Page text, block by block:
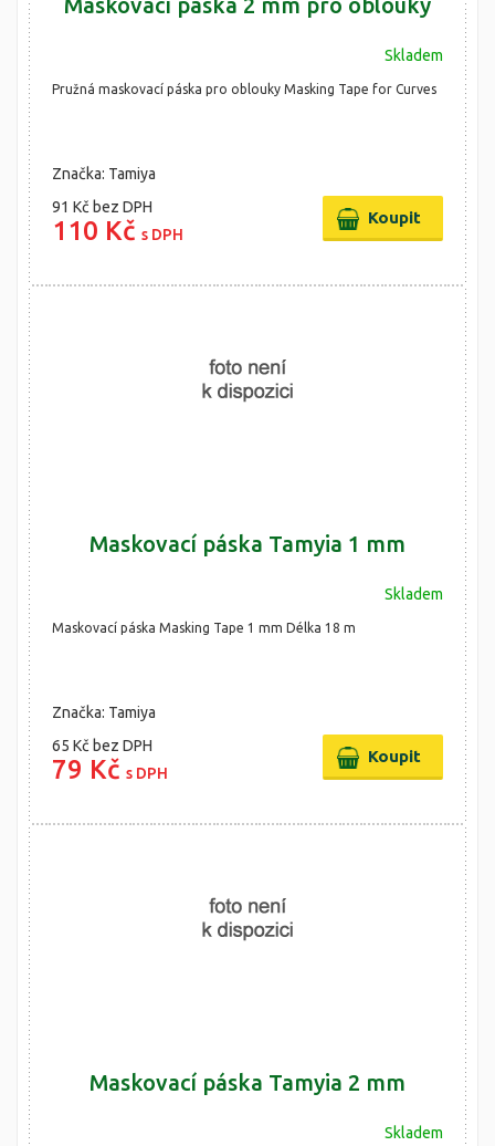
Skladem
Pružná maskovací páska pro oblouky Masking Tape for Curves
Značka: Tamiya
91 Kč bez DPH
110 Kč s DPH
Maskovací páska Tamyia 1 mm
Skladem
Maskovací páska Masking Tape 1 mm Délka 18 m
Značka: Tamiya
65 Kč bez DPH
79 Kč s DPH
Maskovací páska Tamyia 2 mm
Skladem